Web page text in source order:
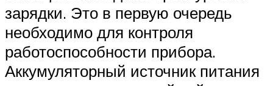
зарядки. Это в первую очередь
необходимо для контроля
работоспособности прибора.
Аккумуляторный источник питания